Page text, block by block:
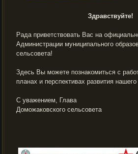
Здравствуйте!
Рада приветствовать Вас на
Администрации муниципального
сельсовета!
Здесь Вы можете познакомиться с
планах и перспективах развития нашего
С уважением, Глава
Доможаковского сельсовета